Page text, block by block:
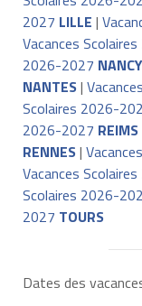
2027 LILLE |
Vacances
2026-2027 NANCY
NANTES|
Scolaires 2026-
2026-2027 REIMS
RENNES|
Vacances
Scolaires 2026-
2027 TOURS
Dates des